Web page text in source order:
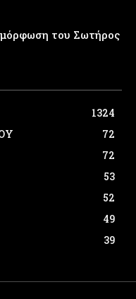
του Σωτήρος
1324
72
72
53
52
49
39